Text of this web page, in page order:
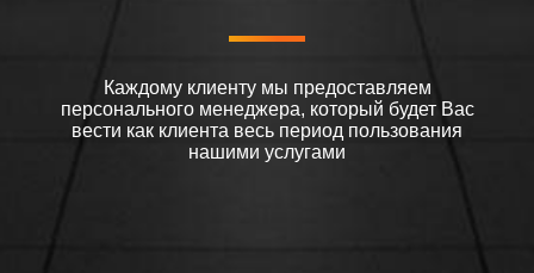
Каждому клиенту мы предоставляем
персонального менеджера, который будет Вас
вести как клиента весь период пользования
нашими услугами